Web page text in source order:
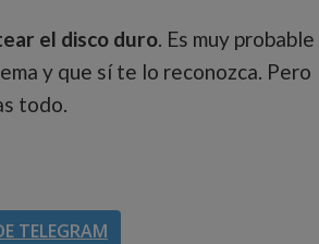
el disco duro. Es muy probable
y que sí te lo reconozca. Pero
todo.
TELEGRAM